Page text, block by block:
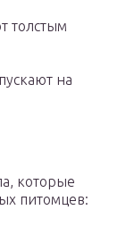
толстым
на
которые
питомцев: